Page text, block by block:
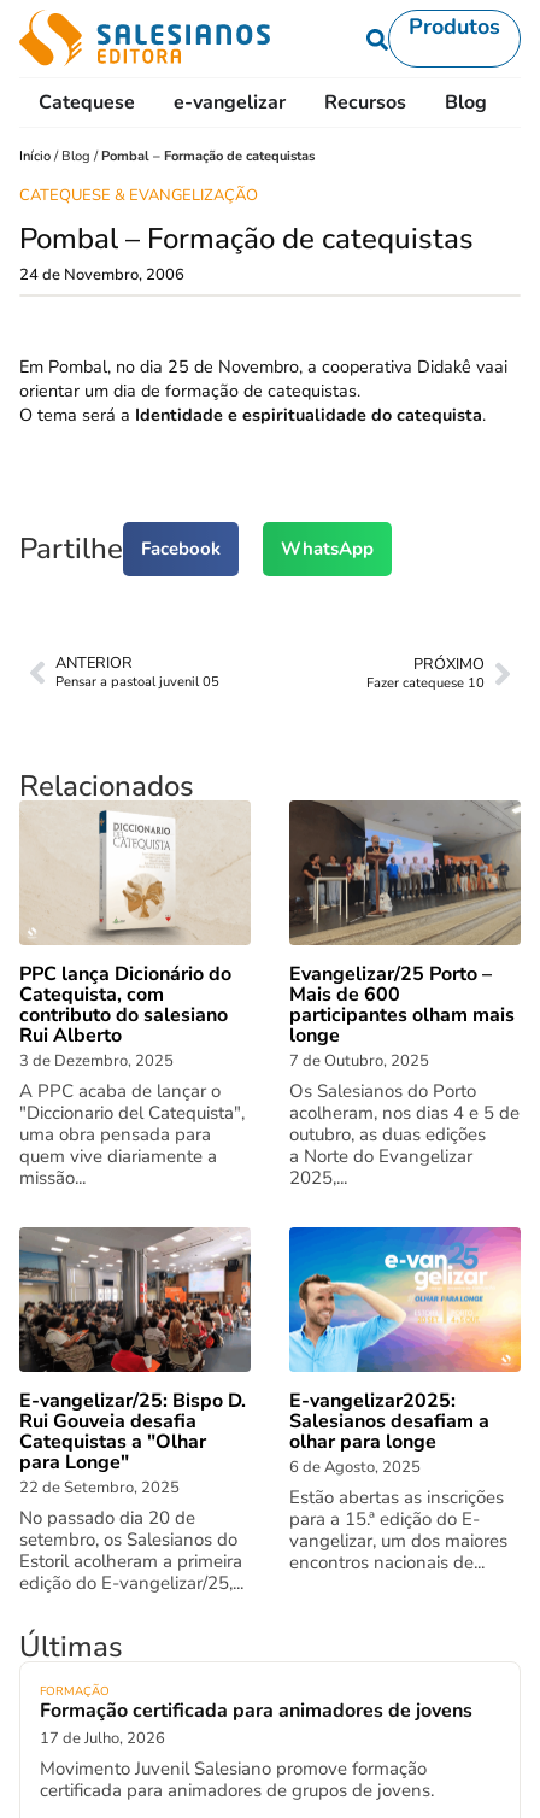
Produtos
Catequese e-vangelizar Recursos Blog
Início / Blog /Pombal – Formação de catequistas
CATEQUESE & EVANGELIZAÇÃO
Pombal – Formação de catequistas
24 de Novembro, 2006
Em Pombal, no dia 25 de Novembro, a cooperativa Didakê vaai
orientar um dia de formação de catequistas.
O tema será a Identidade e espiritualidade do catequista.
Partilhe Facebook WhatsApp
ANTERIOR
Pensar a pastoal juvenil 05
PRÓXIMO
Fazer catequese 10
Relacionados
PPC lança Dicionário do
Catequista, com
contributo do salesiano
Rui Alberto
3 de Dezembro, 2025
A PPC acaba de lançar o
"Diccionario del Catequista",
uma obra pensada para
quem vive diariamente a
missão...
Evangelizar/25 Porto –
Mais de 600
participantes olham mais
longe
7 de Outubro, 2025
Os Salesianos do Porto
acolheram, nos dias 4 e 5 de
outubro, as duas edições
a Norte do Evangelizar
2025,...
E-vangelizar/25: Bispo D.
Rui Gouveia desafia
Catequistas a "Olhar
para Longe"
22 de Setembro, 2025
No passado dia 20 de
setembro, os Salesianos do
Estoril acolheram a primeira
edição do E-vangelizar/25,...
E-vangelizar2025:
Salesianos desafiam a
olhar para longe
6 de Agosto, 2025
Estão abertas as inscrições
para a 15.ª edição do E-
vangelizar, um dos maiores
encontros nacionais de...
Últimas
FORMAÇÃO
Formação certificada para animadores de jovens
17 de Julho, 2026
Movimento Juvenil Salesiano promove formação
certificada para animadores de grupos de jovens.